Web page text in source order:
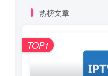
热榜文章
TOP1